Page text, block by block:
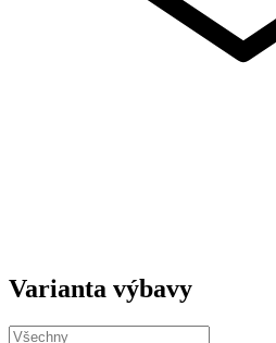
Varianta výbavy